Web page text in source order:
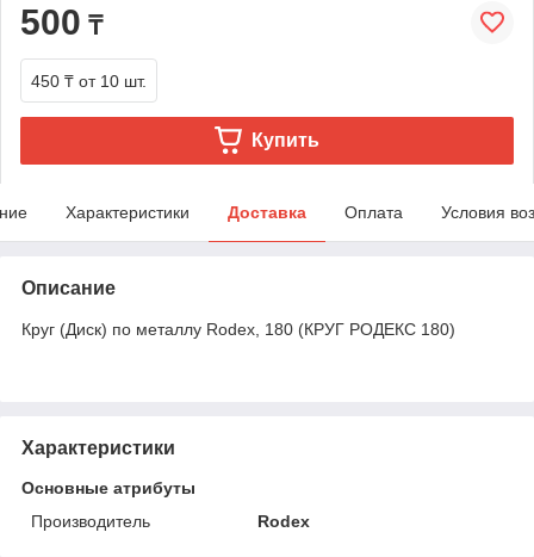
500 ₸
450 ₸ от 10 шт.
Купить
Характеристики Доставка Оплата Условия
Описание
Круг (Диск) по металлу Rodex, 180 (КРУГ РОДЕКС 180)
Характеристики
Основные атрибуты
Производитель
Rodex